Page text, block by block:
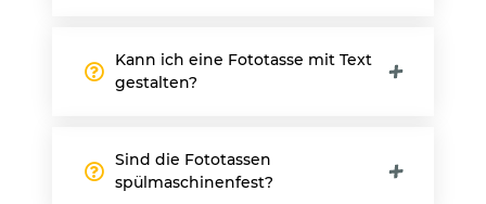
Kann ich eine Fototasse mit Text
gestalten?
Sind die Fototassen
spülmaschinenfest?